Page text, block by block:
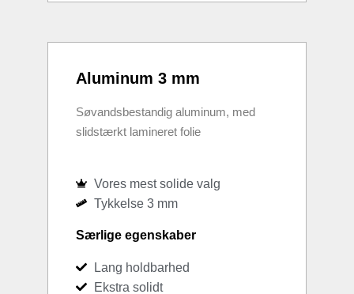
Aluminum 3 mm
Søvandsbestandig aluminum, med
slidstærkt lamineret folie
Vores mest solide valg
Tykkelse 3 mm
Særlige egenskaber
Lang holdbarhed
Ekstra solidt